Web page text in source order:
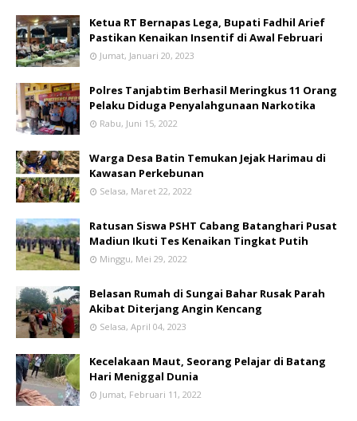
Ketua RT Bernapas Lega, Bupati Fadhil Arief
Pastikan Kenaikan Insentif di Awal Februari
Jumat, Januari 20, 2023
Polres Tanjabtim Berhasil Meringkus 11 Orang
Pelaku Diduga Penyalahgunaan Narkotika
Rabu, Juni 15, 2022
Warga Desa Batin Temukan Jejak Harimau di
Kawasan Perkebunan
Selasa, Maret 22, 2022
Ratusan Siswa PSHT Cabang Batanghari Pusat
Madiun Ikuti Tes Kenaikan Tingkat Putih
Minggu, Mei 29, 2022
Belasan Rumah di Sungai Bahar Rusak Parah
Akibat Diterjang Angin Kencang
Selasa, April 04, 2023
Kecelakaan Maut, Seorang Pelajar di Batang
Hari Meniggal Dunia
Jumat, Februari 11, 2022